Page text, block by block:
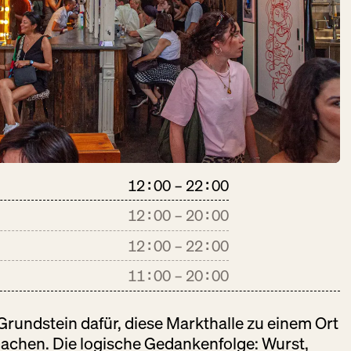
12:00 – 22:00
12:00 – 20:00
12:00 – 22:00
11:00 – 20:00
dafür, diese Markthalle zu einem Ort
Die logische Gedankenfolge:Wurst,
und eine Metzgerei;
hier eine variierend große
da ist, erfährst du hier.
ALTE MILCH
DO: GESCHLOSSEN
Käse + Milch
AÚPA CHE
Backwaren